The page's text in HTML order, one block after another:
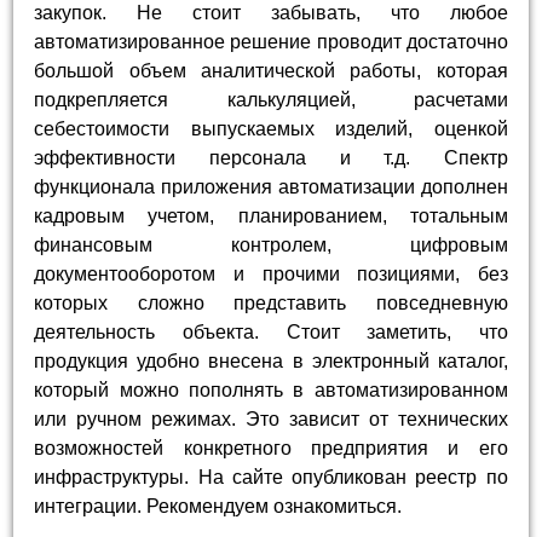
закупок. Не стоит забывать, что любое
автоматизированное решение проводит достаточно
большой объем аналитической работы, которая
подкрепляется калькуляцией, расчетами
себестоимости выпускаемых изделий, оценкой
эффективности персонала и т.д. Спектр
функционала приложения автоматизации дополнен
кадровым учетом, планированием, тотальным
финансовым контролем, цифровым
документооборотом и прочими позициями, без
которых сложно представить повседневную
деятельность объекта. Стоит заметить, что
продукция удобно внесена в электронный каталог,
который можно пополнять в автоматизированном
или ручном режимах. Это зависит от технических
возможностей конкретного предприятия и его
инфраструктуры. На сайте опубликован реестр по
интеграции. Рекомендуем ознакомиться.